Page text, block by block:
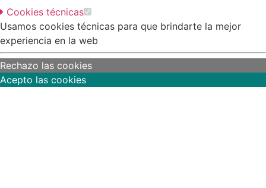
Cookies técnicas
Usamos cookies técnicas para que brindarte la mejor
experiencia en la web
Rechazo las cookies
Acepto las cookies